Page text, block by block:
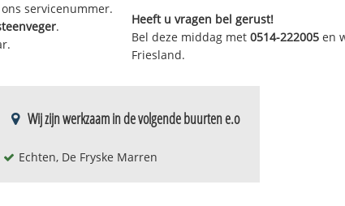
servicenummer.
.
Heeft u vragen bel gerust!
Bel deze middag met 0514-222005 en
Friesland.
Wij zijn werkzaam in de volgende buurten e.o
Echten, De Fryske Marren